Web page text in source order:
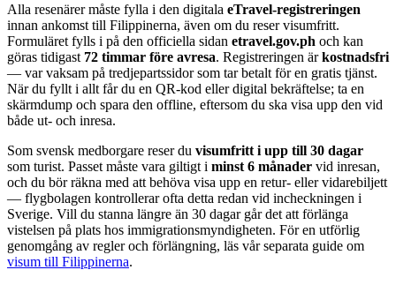
Alla resenärer måste fylla i den digitala eTravel-registreringen
innan ankomst till Filippinerna, även om du reser visumfritt.
Formuläret fylls i på den officiella sidan etravel.gov.ph och kan
göras tidigast 72 timmar före avresa. Registreringen ärkostnadsfri
— var vaksam på tredjepartssidor som tar betalt för en gratis tjänst.
När du fyllt i allt får du en QR-kod eller digital bekräftelse; ta en
skärmdump och spara den offline, eftersom du ska visa upp den vid
både ut- och inresa.
Som svensk medborgare reser du visumfritt i upp till 30 dagar
som turist. Passet måste vara giltigt i minst 6 månader vid inresan,
och du bör räkna med att behöva visa upp en retur- eller vidarebiljett
— flygbolagen kontrollerar ofta detta redan vid incheckningen i
Sverige. Vill du stanna längre än 30 dagar går det att förlänga
vistelsen på plats hos immigrationsmyndigheten. För en utförlig
genomgång av regler och förlängning, läs vår separata guide om
visum till Filippinerna.